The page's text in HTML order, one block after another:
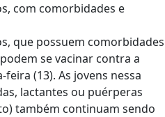
com comorbidades e
que possuem comorbidades
se vacinar contra a
(13). As jovens nessa
lactantes ou puérperas
também continuam sendo